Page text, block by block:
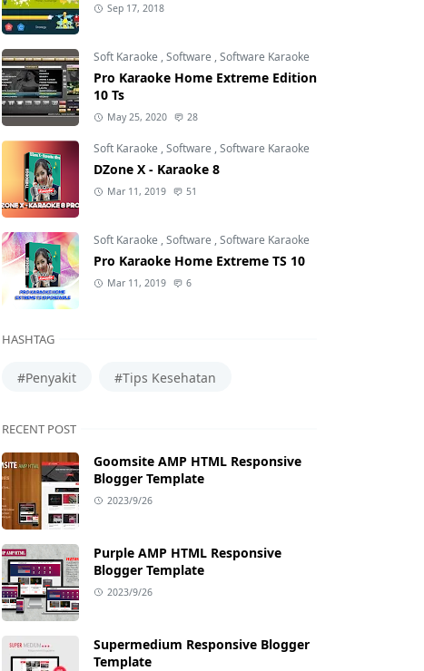
Sep 17, 2018
Soft Karaoke ,Software ,Software Karaoke
Pro Karaoke Home Extreme Edition
10 Ts
May 25, 2020 28
Soft Karaoke ,Software ,Software Karaoke
DZone X - Karaoke 8
Mar 11, 2019 51
Soft Karaoke ,Software ,Software Karaoke
Pro Karaoke Home Extreme TS 10
Mar 11, 2019 6
HASHTAG
#Penyakit #Tips Kesehatan
RECENT POST
Goomsite AMP HTML Responsive
Blogger Template
2023/9/26
Purple AMP HTML Responsive
Blogger Template
2023/9/26
Supermedium Responsive Blogger
Template